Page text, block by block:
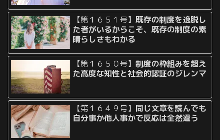
【第１６５１号】既存の制度を逸脱し
た者がいるからこそ、既存の制度の素
晴らしさもわかる
【第１６５０号】制度の枠組みを超え
た高度な知性と社会的認証のジレンマ
【第１６４９号】 同じ文章を読んでも
自分事か他人事かで反応は全然違う